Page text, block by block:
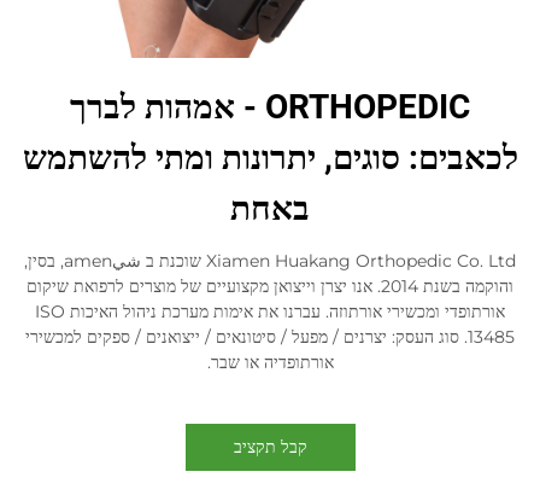
ORTHOPEDIC - אמהות לברך
לכאבים: סוגים, יתרונות ומתי להשתמש
באחת
Xiamen Huakang Orthopedic Co. Ltd שוכנת ב شيamen, בסין,
והוקמה בשנת 2014. אנו יצרן וייצואן מקצועיים של מוצרים לרפואת שיקום
אורתופדי ומכשירי אורתוזה. עברנו את אימות מערכת ניהול האיכות ISO
13485. סוג העסק: יצרנים / מפעל / סיטונאים / ייצואנים / ספקים למכשירי
אורתופדיה או שבר.
קבל תקציב